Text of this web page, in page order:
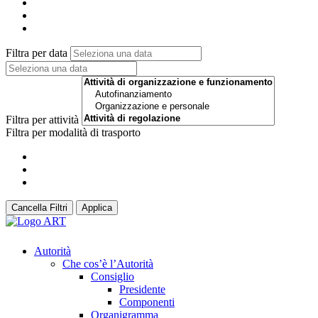
Filtra per data
Filtra per attività
Filtra per modalità di trasporto
Cancella Filtri Applica
Autorità
Che cos’è l’Autorità
Consiglio
Presidente
Componenti
Organigramma